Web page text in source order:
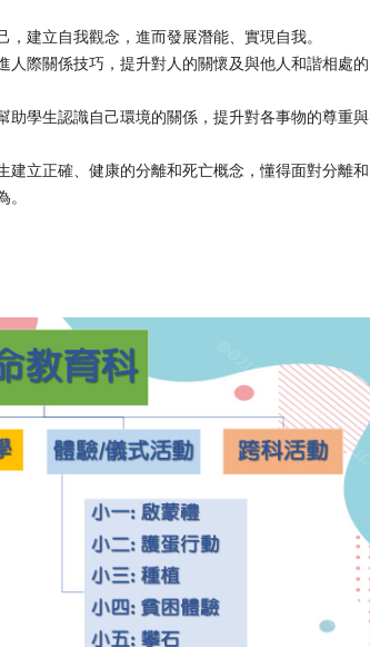
，建立自我觀念，進而發展潛能、實現自我。
人際關係技巧，提升對人的關懷及與他人和諧相處的
助學生認識自己環境的關係，提升對各事物的尊重與
建立正確、健康的分離和死亡概念，懂得面對分離和
。